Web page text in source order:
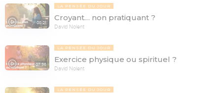
08:21
LA PENSÉE DU JOUR
Croyant… non pratiquant ?
David Nolent
07:36
LA PENSÉE DU JOUR
Exercice physique ou spirituel ?
David Nolent
LA PENSÉE DU JOUR